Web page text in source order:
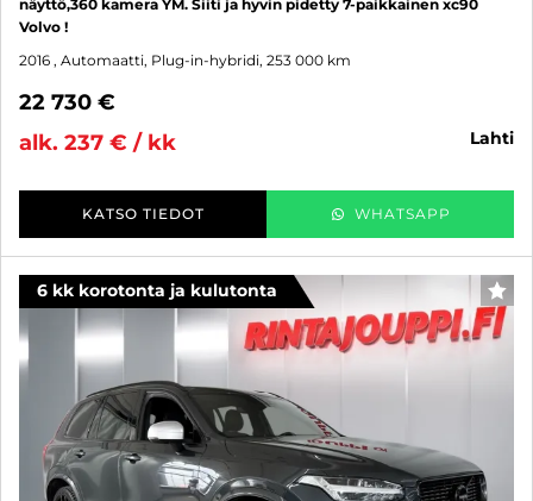
näyttö,360 kamera YM. Siiti ja hyvin pidetty 7-paikkainen xc90
Volvo !
2016 , Automaatti, Plug-in-hybridi, 253 000 km
22 730 €
alk. 237 € / kk
lahti
KATSO TIEDOT WHATSAPP
6 kk korotonta ja kulutonta